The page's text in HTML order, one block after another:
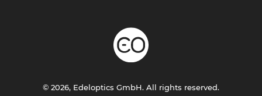
© 2026, Edeloptics GmbH. All rights reserved.